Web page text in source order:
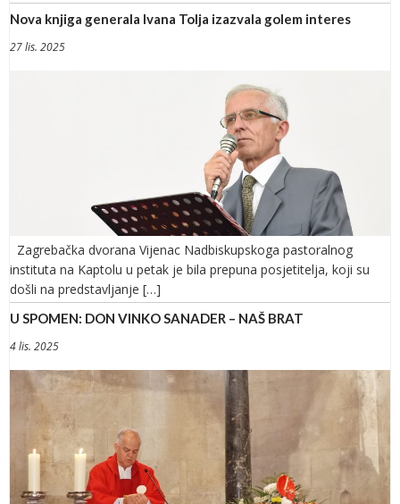
Nova knjiga generala Ivana Tolja izazvala golem interes
27 lis. 2025
Zagrebačka dvorana Vijenac Nadbiskupskoga pastoralnog
instituta na Kaptolu u petak je bila prepuna posjetitelja, koji su
došli na predstavljanje […]
U SPOMEN: DON VINKO SANADER – NAŠ BRAT
4 lis. 2025